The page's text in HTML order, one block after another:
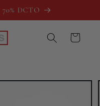
DCTO
Carrito